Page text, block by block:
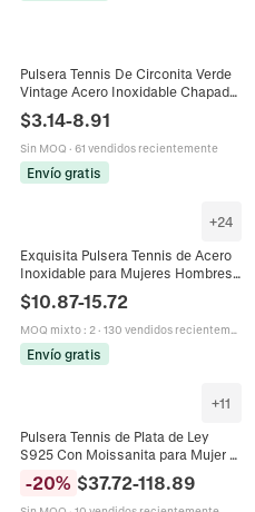
Pulsera Tennis De Circonita Verde
Vintage Acero Inoxidable Chapado
Hipoalergénica Cuadrada Corazón
Mujer
$3.14-8.91
Sin MOQ · 61 vendidos recientemente
Envío gratis
+24
Exquisita Pulsera Tennis de Acero
Inoxidable para Mujeres Hombres
Zirconia Incrustada Chapada en
Oro Plata Joyería Clásica de Alta
Calidad Regalo
$10.87-15.72
MOQ mixto: 2· 130 vendidos recientemente
Envío gratis
+11
Pulsera Tennis de Plata de Ley
S925 Con Moissanita para Mujer D
Color Corte Redondo Circonia
Joyería Regalo
-20% $37.72-118.89